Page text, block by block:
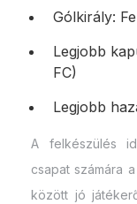
Gólkirály:
Legjobb
FC)
Legjobb
A felkészülés
csapat számára
között jó